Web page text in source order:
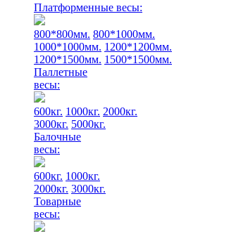
Платформенные весы:
800*800мм. 800*1000мм.
1000*1000мм. 1200*1200мм.
1200*1500мм. 1500*1500мм.
Паллетные
весы:
600кг. 1000кг. 2000кг.
3000кг. 5000кг.
Балочные
весы:
600кг. 1000кг.
2000кг. 3000кг.
Товарные
весы: